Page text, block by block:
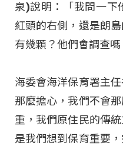
泉)說明：「我問一下
紅頭的右側，還是朗
有幾顆？他們會調查嗎
海委會海洋保育署主
那麼擔心，我們不會
重，我們原住民的傳
是我們想到保育重要